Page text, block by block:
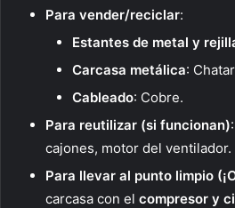
Para vender/reciclar:
Estantes de metal y
Carcasa metálica:
Cableado: Cobre.
Para reutilizar (si funcionan)
cajones, motor del ventilador.
Para llevar al punto limpio
carcasa con el compresor y